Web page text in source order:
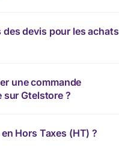
devis pour les achats
une commande
Gtelstore ?
Hors Taxes (HT) ?